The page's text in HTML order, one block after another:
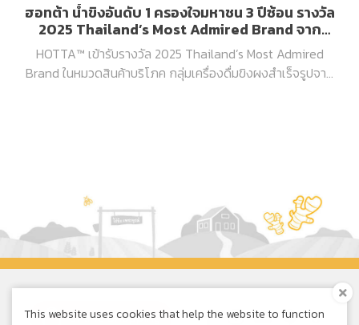
ฮอทต้า น้ำขิงอันดับ 1 ครองใจมหาชน 3 ปีซ้อน รางวัล
2025 Thailand’s Most Admired Brand จาก
นิตยสาร BrandAge
HOTTA™ เข้ารับรางวัล 2025 Thailand’s Most Admired
Brand ในหมวดสินค้าบริโภค กลุ่มเครื่องดื่มขิงผงสำเร็จรูปจาก
Online Shopping
This website uses cookies that help the website to function